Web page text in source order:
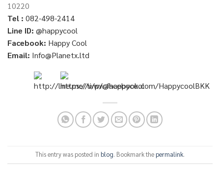
10220
Tel : 082-498-2414
Line ID: @happycool
Facebook: Happy Cool
Email: Info@Planetx.ltd
This entry was posted in blog. Bookmark thepermalink.